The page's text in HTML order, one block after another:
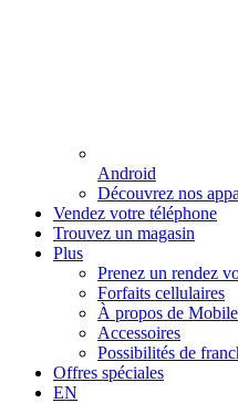
Android
Découvrez nos
Vendez votre téléphone
Trouvez un magasin
Plus
Prenez un rendez
Forfaits cellulaires
À propos de
Accessoires
Possibilités de
Offres spéciales
EN